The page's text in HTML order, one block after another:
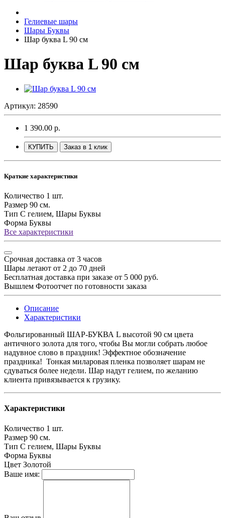
Гелиевые шары
Шары Буквы
Шар буква L 90 см
Шар буква L 90 см
Артикул: 28590
1 390.00 р.
КУПИТЬ Заказ в 1 клик
Краткие характеристики
Количество 1 шт.
Размер 90 см.
Тип С гелием, Шары Буквы
Форма Буквы
Все характеристики
Срочная доставка от 3 часов
Шары летают от 2 до 70 дней
Бесплатная доставка при заказе от 5 000 руб.
Вышлем Фотоотчет по готовности заказа
Описание
Характеристики
Фольгированный ШАР-БУКВА L высотой 90 см цвета
античного золота для того, чтобы Вы могли собрать любое
надувное слово в праздник! Эффектное обозначение
праздника! Тонкая миларовая пленка позволяет шарам не
сдуваться более недели. Шар надут гелием, по желанию
клиента привязывается к грузику.
Характеристики
Количество 1 шт.
Размер 90 см.
Тип С гелием, Шары Буквы
Форма Буквы
Цвет Золотой
Ваше имя: